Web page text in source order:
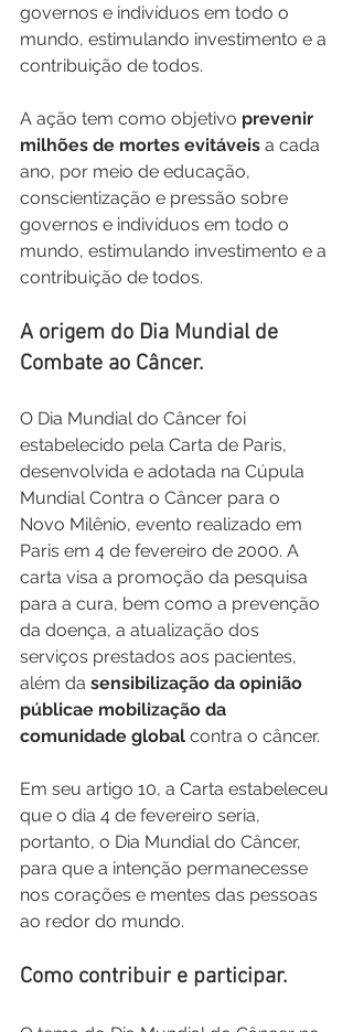
governos e indivíduos em todo o
mundo, estimulando investimento e a
contribuição de todos.
A ação tem como objetivo prevenir
milhões de mortes evitáveis a cada
ano, por meio de educação,
conscientização e pressão sobre
governos e indivíduos em todo o
mundo, estimulando investimento e a
contribuição de todos.
A origem do Dia Mundial de
Combate ao Câncer.
O Dia Mundial do Câncer foi
estabelecido pela Carta de Paris,
desenvolvida e adotada na Cúpula
Mundial Contra o Câncer para o
Novo Milênio, evento realizado em
Paris em 4 de fevereiro de 2000. A
carta visa a promoção da pesquisa
para a cura, bem como a prevenção
da doença, a atualização dos
serviços prestados aos pacientes,
além da sensibilização da opinião
públicae mobilização da
comunidade global contra o câncer.
Em seu artigo 10, a Carta estabeleceu
que o dia 4 de fevereiro seria,
portanto, o Dia Mundial do Câncer,
para que a intenção permanecesse
nos corações e mentes das pessoas
ao redor do mundo.
Como contribuir e participar.